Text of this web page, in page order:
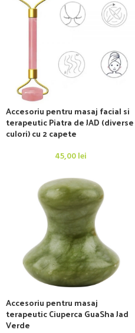
Accesoriu pentru masaj facial si
terapeutic Piatra de JAD (diverse
culori) cu 2 capete
45,00lei
Accesoriu pentru masaj
terapeutic Ciuperca GuaSha Jad
Verde